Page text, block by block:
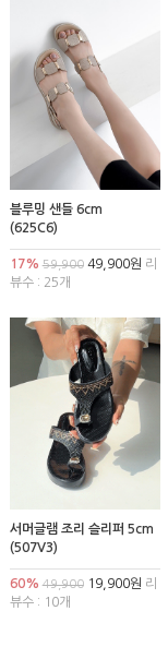
블루밍 샌들 6cm
(625C6)
17% 59,90049,900원 리
뷰수 : 25개
서머글램 조리 슬리퍼 5cm
(507V3)
60% 49,90019,900원 리
뷰수 : 10개